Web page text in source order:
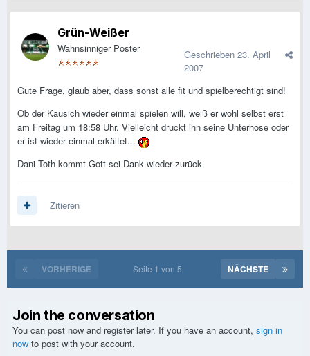
Grün-Weißer
Wahnsinniger Poster Geschrieben 23. April
2007
Gute Frage, glaub aber, dass sonst alle fit und spielberechtigt sind!
Ob der Kausich wieder einmal spielen will, weiß er wohl selbst erst
am Freitag um 18:58 Uhr. Vielleicht druckt ihn seine Unterhose oder
er ist wieder einmal erkältet...
Dani Toth kommt Gott sei Dank wieder zurück
Zitieren
VORHERIGE NÄCHSTE
Seite 1 von 5
Join the conversation
You can post now and register later. If you have an account, sign in
now to post with your account.